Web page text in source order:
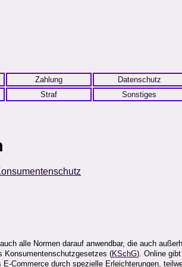
Zahlung Datenschutz
Straf Sonstiges
alle Normen darauf anwendbar, die auch
Konsumentenschutzgesetzes (KSchG). Online
Commerce durch spezielle Erleichterungen,